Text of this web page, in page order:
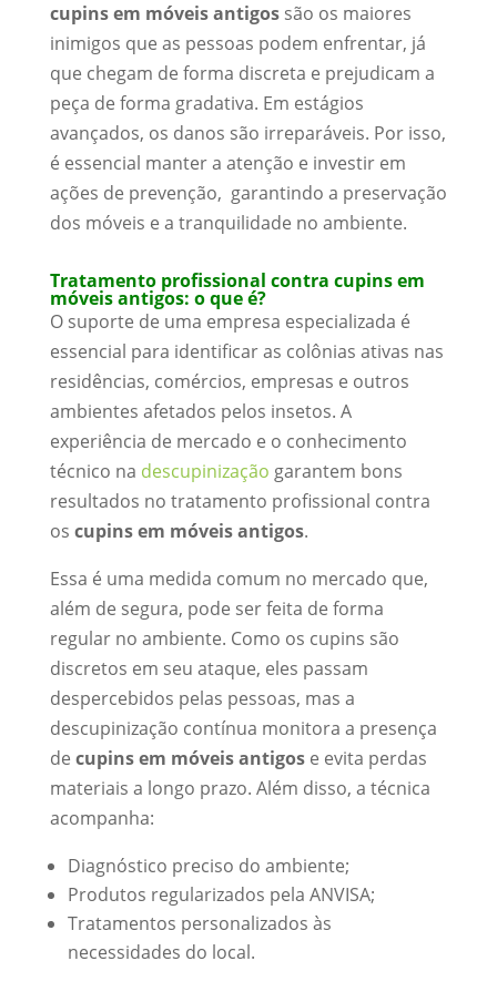
cupins em móveis antigossão os maiores
inimigos que as pessoas podem enfrentar, já
que chegam de forma discreta e prejudicam a
peça de forma gradativa. Em estágios
avançados, os danos são irreparáveis. Por isso,
é essencial manter a atenção e investir em
ações de prevenção, garantindo a preservação
dos móveis e a tranquilidade no ambiente.
Tratamento profissional contra cupins em
móveis antigos: o que é?
O suporte de uma empresa especializada é
essencial para identificar as colônias ativas nas
residências, comércios, empresas e outros
ambientes afetados pelos insetos. A
experiência de mercado e o conhecimento
técnico na descupinização garantem bons
resultados no tratamento profissional contra
os cupins em móveis antigos.
Essa é uma medida comum no mercado que,
além de segura, pode ser feita de forma
regular no ambiente. Como os cupins são
discretos em seu ataque, eles passam
despercebidos pelas pessoas, mas a
descupinização contínua monitora a presença
de cupins em móveis antigose evita perdas
materiais a longo prazo. Além disso, a técnica
acompanha:
Diagnóstico preciso do ambiente;
Produtos regularizados pela ANVISA;
Tratamentos personalizados às
necessidades do local.